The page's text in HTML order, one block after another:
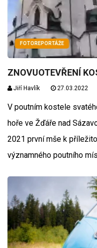
FOTOREPORTÁŽE
ZNOVUOTEVŘENÍ
Jiří Havlík 27.03.2022
V poutním kostele
hoře ve Žďáře nad
2021 první mše k
významného poutního